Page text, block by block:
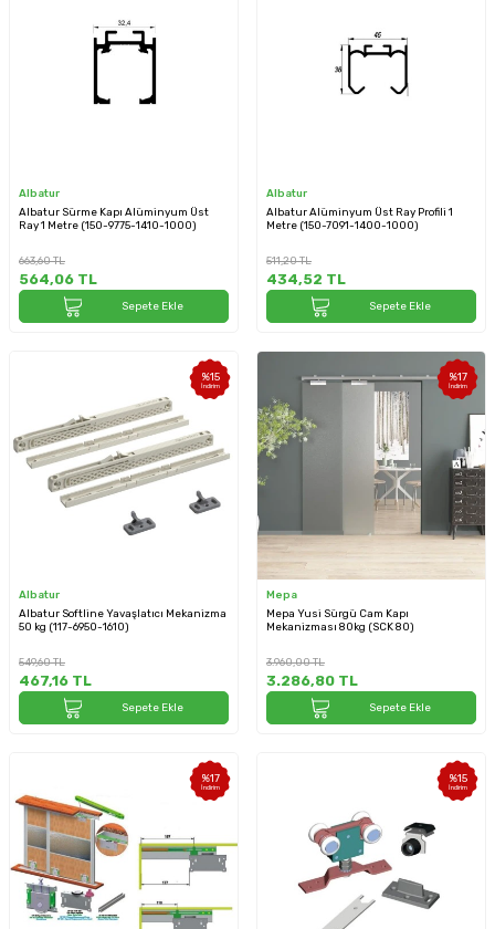
Albatur
Albatur Sürme Kapı Alüminyum Üst
Ray 1 Metre (150-9775-1410-1000)
663,60TL
564,06 TL
Sepete Ekle
Albatur
Albatur Alüminyum Üst Ray Profili 1
Metre (150-7091-1400-1000)
511,20TL
434,52 TL
Sepete Ekle
%15
İndirim
Albatur
Albatur Softline Yavaşlatıcı Mekanizma
50 kg (117-6950-1610)
549,60TL
467,16 TL
Sepete Ekle
%17
İndirim
Mepa
Mepa Yusi Sürgü Cam Kapı
Mekanizması 80kg (SCK 80)
3.960,00TL
3.286,80 TL
Sepete Ekle
%17
İndirim
%15
İndirim